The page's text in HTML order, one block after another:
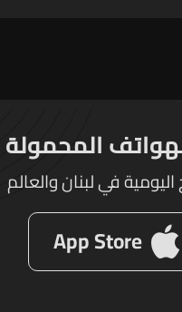
اليومية في لبنان والعالم
App Store